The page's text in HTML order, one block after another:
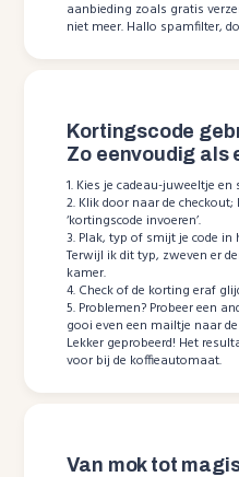
aanbieding zoals gratis
niet meer. Hallo spamfilter,
Kortingscode
Zo eenvoudig als
1. Kies je cadeau-juweeltje
2. Klik door naar de
‘kortingscode invoeren’.
3. Plak, typ of smijt je code
Terwijl ik dit typ, zweven er
kamer.
4. Check of de korting eraf
5. Problemen? Probeer een
gooi even een mailtje naar
Lekker geprobeerd! Het
voor bij de koffieautomaat.
Van mok tot